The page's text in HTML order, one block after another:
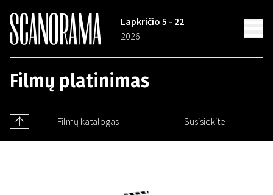
Lapkričio 5 - 22
2026
Filmų platinimas
Filmų katalogas Susisiekite